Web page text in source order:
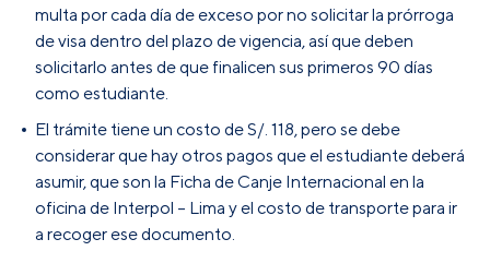
multa por cada día de exceso por no solicitar la prórroga
de visa dentro del plazo de vigencia, así que deben
solicitarlo antes de que finalicen sus primeros 90 días
como estudiante.
El trámite tiene un costo de S/. 118, pero se debe
considerar que hay otros pagos que el estudiante deberá
asumir, que son la Ficha de Canje Internacional en la
oficina de Interpol – Lima y el costo de transporte para ir
a recoger ese documento.